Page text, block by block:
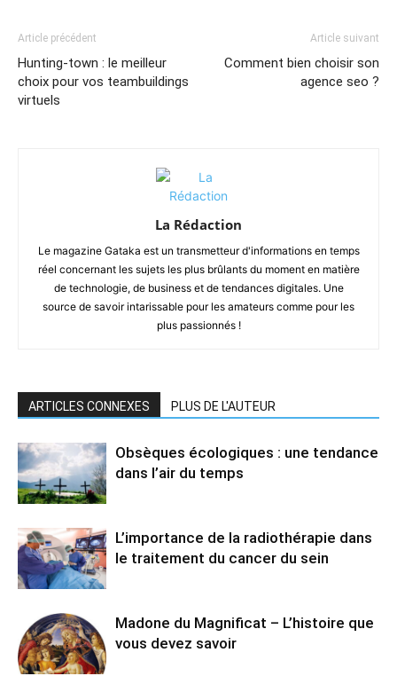
Article précédent
Hunting-town : le meilleur
choix pour vos teambuildings
virtuels
Article suivant
Comment bien choisir son
agence seo ?
La Rédaction
Le magazine Gataka est un transmetteur d'informations en temps
réel concernant les sujets les plus brûlants du moment en matière
de technologie, de business et de tendances digitales. Une
source de savoir intarissable pour les amateurs comme pour les
plus passionnés !
ARTICLES CONNEXES PLUS DE L'AUTEUR
Obsèques écologiques : une tendance
dans l’air du temps
L’importance de la radiothérapie dans
le traitement du cancer du sein
Madone du Magnificat – L’histoire que
vous devez savoir